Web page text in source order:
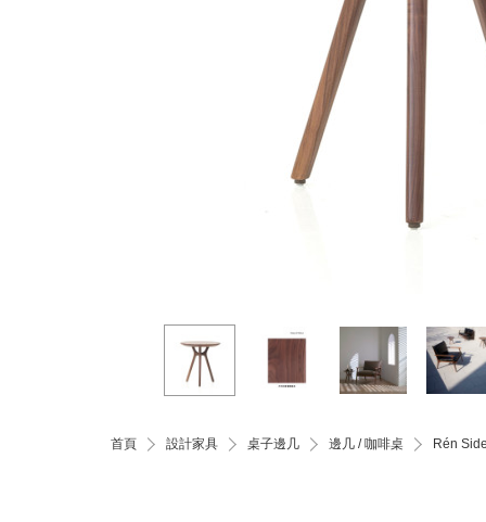
首頁 設計家具 桌子邊几 邊几 / 咖啡桌 Rén